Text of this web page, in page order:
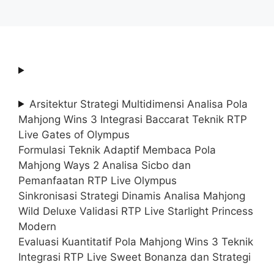
Arsitektur Strategi Multidimensi Analisa Pola
Mahjong Wins 3 Integrasi Baccarat Teknik RTP
Live Gates of Olympus
Formulasi Teknik Adaptif Membaca Pola
Mahjong Ways 2 Analisa Sicbo dan
Pemanfaatan RTP Live Olympus
Sinkronisasi Strategi Dinamis Analisa Mahjong
Wild Deluxe Validasi RTP Live Starlight Princess
Modern
Evaluasi Kuantitatif Pola Mahjong Wins 3 Teknik
Integrasi RTP Live Sweet Bonanza dan Strategi